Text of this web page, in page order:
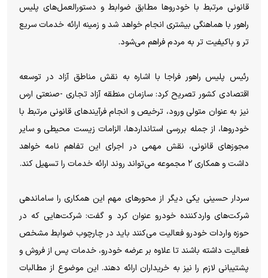
قانونی مرتبط با خودروها مطابق ضوابط و دستورالعمل‌های پلیس
راهور با هماهنگی بیشتری انجام خواهد شد و زمینه ارائه خدمات سریع
‌تر و باکیفیت‌ تر به مردم فراهم می‌شود.
رئیس پلیس راهور فراجا با اشاره به نقش مناطق آزاد در توسعه
اقتصادی کشور تصریح کرد: سازمان منطقه آزاد تجاری -صنعتی ارس
نیز به عنوان متولی ورود، ترخیص و انجام فرآیندهای قانونی مرتبط با
خودروها، از جمله بررسی استانداردها، الزامات زیست ‌محیطی و سایر
مجوزهای قانونی، نقش مهمی در اجرای این تفاهم ‌نامه خواهد
داشت و همکاری ۲ مجموعه می‌تواند روند ارائه خدمات را تسهیل کند.
سردار حسینی یکی دیگر از محورهای مهم این همکاری را ساماندهی
شرکت‌های واردکننده خودرو عنوان کرد و گفت: شرکت‌هایی که در
حوزه واردات خودرو فعالیت می‌کنند باید در چارچوب ضوابط مشخص
فعالیت داشته باشند تا علاوه بر عرضه خودرو، خدمات پس از فروش و
پشتیبانی لازم را نیز به خریداران ارائه دهند. این موضوع از مطالبات